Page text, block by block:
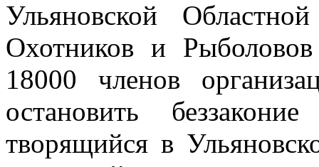
Ульяновской
Охотников и
18000 членов
остановить
творящийся в